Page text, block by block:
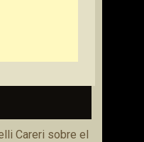
Careri sobre el